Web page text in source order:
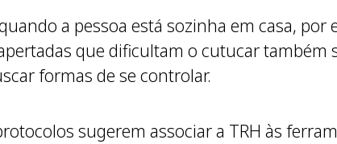
a pessoa está sozinha em casa,
que dificultam o cutucar também
formas de se controlar.
sugerem associar a TRH às